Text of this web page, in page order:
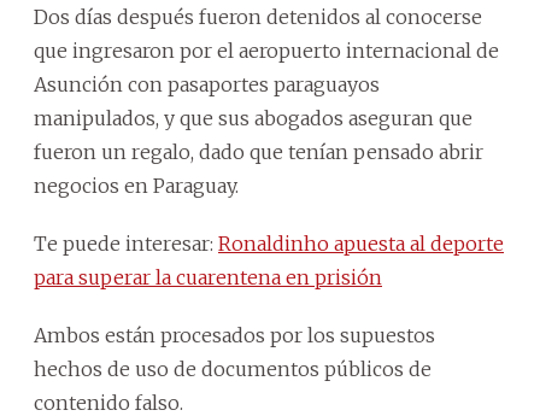
Dos días después fueron detenidos al conocerse
que ingresaron por el aeropuerto internacional de
Asunción con pasaportes paraguayos
manipulados, y que sus abogados aseguran que
fueron un regalo, dado que tenían pensado abrir
negocios en Paraguay.
Te puede interesar: Ronaldinho apuesta al deporte
para superar la cuarentena en prisión
Ambos están procesados por los supuestos
hechos de uso de documentos públicos de
contenido falso.